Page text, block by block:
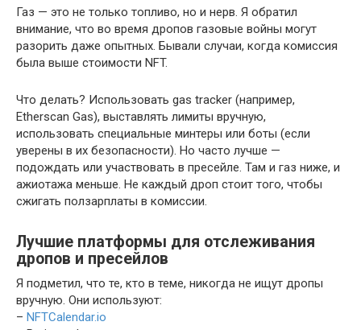
Газ — это не только топливо, но и нерв. Я обратил
внимание, что во время дропов газовые войны могут
разорить даже опытных. Бывали случаи, когда комиссия
была выше стоимости NFT.
Что делать? Использовать gas tracker (например,
Etherscan Gas), выставлять лимиты вручную,
использовать специальные минтеры или боты (если
уверены в их безопасности). Но часто лучше —
подождать или участвовать в пресейле. Там и газ ниже, и
ажиотажа меньше. Не каждый дроп стоит того, чтобы
сжигать ползарплаты в комиссии.
Лучшие платформы для отслеживания
дропов и пресейлов
Я подметил, что те, кто в теме, никогда не ищут дропы
вручную. Они используют:
– NFTCalendar.io